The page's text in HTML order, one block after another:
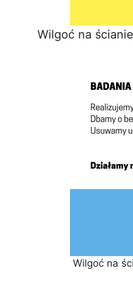
Wilgoć na
Wilgoć na